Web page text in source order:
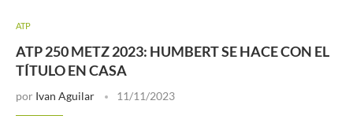
ATP
ATP 250 METZ 2023: HUMBERT SE HACE CON EL
TÍTULO EN CASA
por Ivan Aguilar 11/11/2023